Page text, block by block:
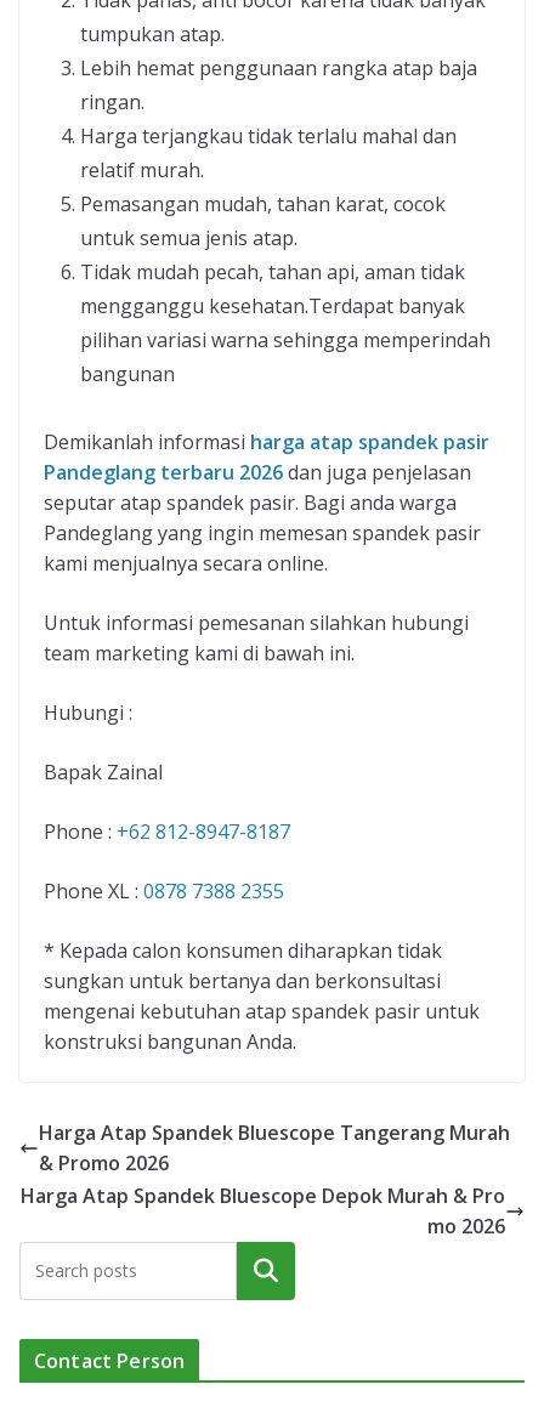
tumpukan atap.
Lebih hemat penggunaan rangka atap baja
ringan.
Harga terjangkau tidak terlalu mahal dan
relatif murah.
Pemasangan mudah, tahan karat, cocok
untuk semua jenis atap.
Tidak mudah pecah, tahan api, aman tidak
mengganggu kesehatan.Terdapat banyak
pilihan variasi warna sehingga memperindah
bangunan
Demikanlah informasi harga atap spandek pasir
Pandeglang terbaru 2026dan juga penjelasan
seputar atap spandek pasir. Bagi anda warga
Pandeglang yang ingin memesan spandek pasir
kami menjualnya secara online.
Untuk informasi pemesanan silahkan hubungi
team marketing kami di bawah ini.
Hubungi :
Bapak Zainal
Phone : +62 812-8947-8187
Phone XL : 0878 7388 2355
* Kepada calon konsumen diharapkan tidak
sungkan untuk bertanya dan berkonsultasi
mengenai kebutuhan atap spandek pasir untuk
konstruksi bangunan Anda.
Harga Atap Spandek Bluescope Tangerang Murah
& Promo 2026
Harga Atap Spandek Bluescope Depok Murah & Pro
mo 2026
Cari
Contact Person